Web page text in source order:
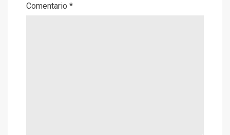
Comentario *